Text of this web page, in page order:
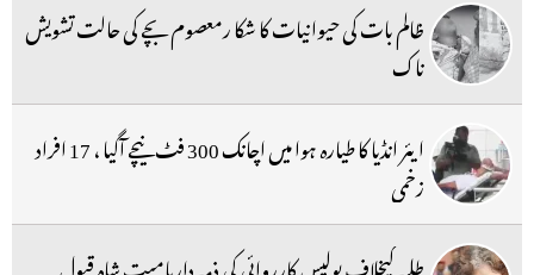
ظالم بات کی حیوانیات کا شکا رمعصوم بچے کی حالت تشویش
ناک
ایئر انڈیا کا طیارہ ہوا میں اچانک 300 فٹ نیچے آگیا ، 17 افراد
زخمی